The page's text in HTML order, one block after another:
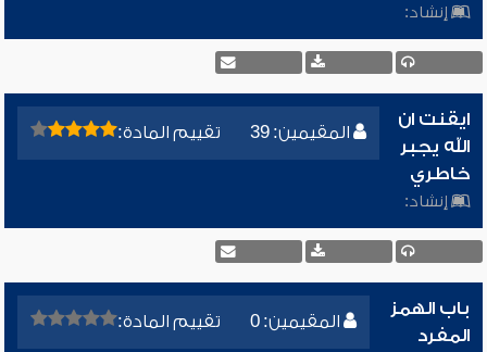
إنشاد:
المقيمين: 39 تقييم المادة:
ايقنت ان
الله يجبر
خاطري
إنشاد:
المقيمين: 0 تقييم المادة:
باب الهمز
المفرد